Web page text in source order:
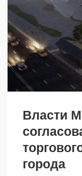
Власти
города